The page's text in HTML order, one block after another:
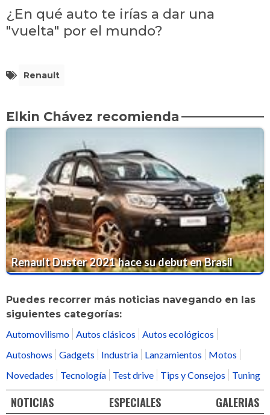
¿En qué auto te irías a dar una
"vuelta" por el mundo?
Renault
Elkin Chávez recomienda
Renault Duster 2021 hace su debut en Brasil
Puedes recorrer más noticias navegando en las
siguientes categorías:
Automovilismo Autos clásicos
Autos ecológicos
Autoshows
Gadgets Industria Lanzamientos
Motos
Novedades
Tecnología Test drive Tips y Consejos Tuning
NOTICIAS ESPECIALES GALERIAS